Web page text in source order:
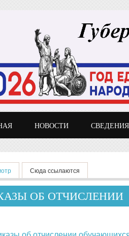
НОВОСТИ
вкладки
(активная вкладка)
Сюда ссылаются
ОБ ОТЧИСЛЕНИИ